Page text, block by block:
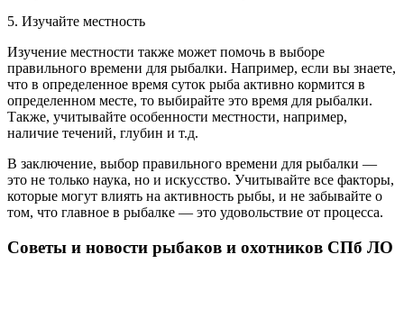
5. Изучайте местность
Изучение местности также может помочь в выборе
правильного времени для рыбалки. Например, если вы знаете,
что в определенное время суток рыба активно кормится в
определенном месте, то выбирайте это время для рыбалки.
Также, учитывайте особенности местности, например,
наличие течений, глубин и т.д.
В заключение, выбор правильного времени для рыбалки —
это не только наука, но и искусство. Учитывайте все факторы,
которые могут влиять на активность рыбы, и не забывайте о
том, что главное в рыбалке — это удовольствие от процесса.
Советы и новости рыбаков и охотников СПб ЛО